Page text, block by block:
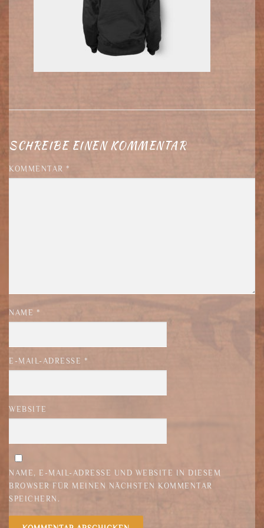
SCHREIBE EINEN KOMMENTAR
KOMMENTAR *
NAME *
E-MAIL-ADRESSE *
WEBSITE
NAME, E-MAIL-ADRESSE UND WEBSITE IN DIESEM
BROWSER FÜR MEINEN NÄCHSTEN KOMMENTAR
SPEICHERN.